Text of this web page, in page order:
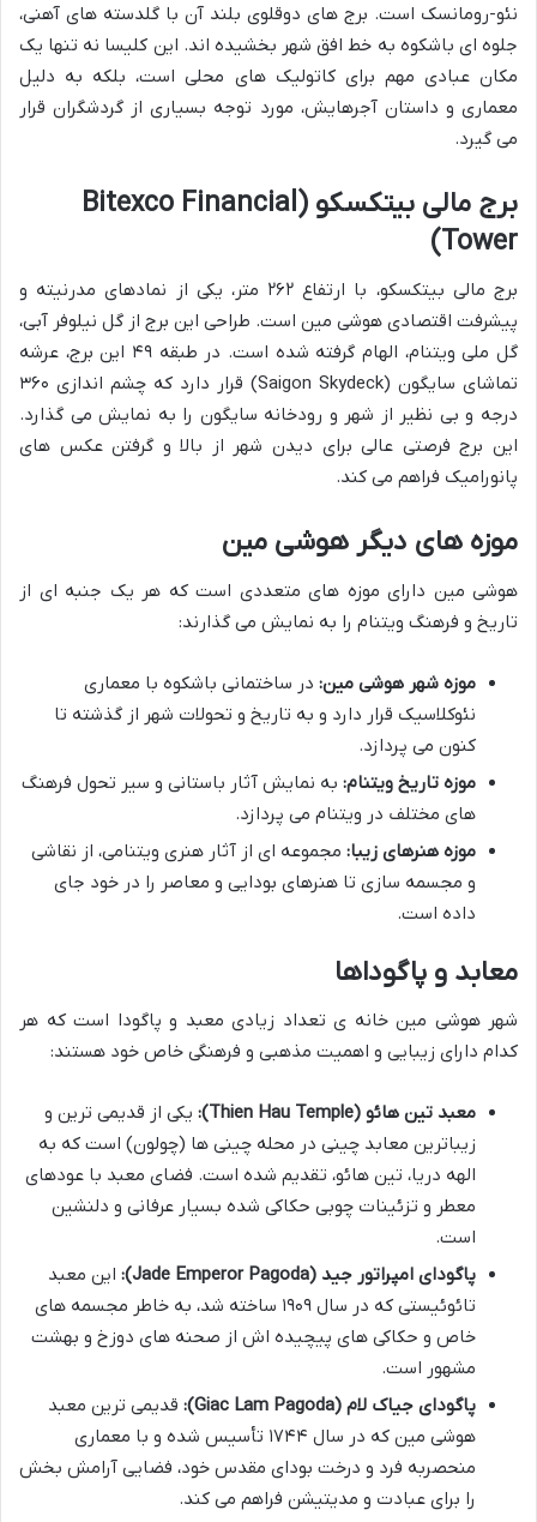
نئو-رومانسک است. برج های دوقلوی بلند آن با گلدسته های آهنی،
جلوه ای باشکوه به خط افق شهر بخشیده اند. این کلیسا نه تنها یک
مکان عبادی مهم برای کاتولیک های محلی است، بلکه به دلیل
معماری و داستان آجرهایش، مورد توجه بسیاری از گردشگران قرار
می گیرد.
برج مالی بیتکسکو (Bitexco Financial
Tower)
برج مالی بیتکسکو، با ارتفاع ۲۶۲ متر، یکی از نمادهای مدرنیته و
پیشرفت اقتصادی هوشی مین است. طراحی این برج از گل نیلوفر آبی،
گل ملی ویتنام، الهام گرفته شده است. در طبقه ۴۹ این برج، عرشه
تماشای سایگون (Saigon Skydeck) قرار دارد که چشم اندازی ۳۶۰
درجه و بی نظیر از شهر و رودخانه سایگون را به نمایش می گذارد.
این برج فرصتی عالی برای دیدن شهر از بالا و گرفتن عکس های
پانورامیک فراهم می کند.
موزه های دیگر هوشی مین
هوشی مین دارای موزه های متعددی است که هر یک جنبه ای از
تاریخ و فرهنگ ویتنام را به نمایش می گذارند:
موزه شهر هوشی مین: در ساختمانی باشکوه با معماری
نئوکلاسیک قرار دارد و به تاریخ و تحولات شهر از گذشته تا
کنون می پردازد.
موزه تاریخ ویتنام: به نمایش آثار باستانی و سیر تحول فرهنگ
های مختلف در ویتنام می پردازد.
موزه هنرهای زیبا: مجموعه ای از آثار هنری ویتنامی، از نقاشی
و مجسمه سازی تا هنرهای بودایی و معاصر را در خود جای
داده است.
معابد و پاگوداها
شهر هوشی مین خانه ی تعداد زیادی معبد و پاگودا است که هر
کدام دارای زیبایی و اهمیت مذهبی و فرهنگی خاص خود هستند:
معبد تین هائو (Thien Hau Temple):
یکی از قدیمی ترین و
زیباترین معابد چینی در محله چینی ها (چولون) است که به
الهه دریا، تین هائو، تقدیم شده است. فضای معبد با عودهای
معطر و تزئینات چوبی حکاکی شده بسیار عرفانی و دلنشین
است.
پاگودای امپراتور جید (Jade Emperor Pagoda):
این معبد
تائوئیستی که در سال ۱۹۰۹ ساخته شد، به خاطر مجسمه های
خاص و حکاکی های پیچیده اش از صحنه های دوزخ و بهشت
مشهور است.
پاگودای جیاک لام (Giac Lam Pagoda):
قدیمی ترین معبد
هوشی مین که در سال ۱۷۴۴ تأسیس شده و با معماری
منحصربه فرد و درخت بودای مقدس خود، فضایی آرامش بخش
را برای عبادت و مدیتیشن فراهم می کند.